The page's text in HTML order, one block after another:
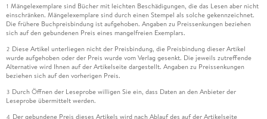
1 Mängelexemplare sind Bücher mit leichten Beschädigungen, die das Lesen aber nicht
einschränken. Mängelexemplare sind durch einen Stempel als solche gekennzeichnet.
Die frühere Buchpreisbindung ist aufgehoben. Angaben zu Preissenkungen beziehen
sich auf den gebundenen Preis eines mangelfreien Exemplars.
2 Diese Artikel unterliegen nicht der Preisbindung, die Preisbindung dieser Artikel
wurde aufgehoben oder der Preis wurde vom Verlag gesenkt. Die jeweils zutreffende
Alternative wird Ihnen auf der Artikelseite dargestellt. Angaben zu Preissenkungen
beziehen sich auf den vorherigen Preis.
3 Durch Öffnen der Leseprobe willigen Sie ein, dass Daten an den Anbieter der
Leseprobe übermittelt werden.
4 Der gebundene Preis dieses Artikels wird nach Ablauf des auf der Artikelseite